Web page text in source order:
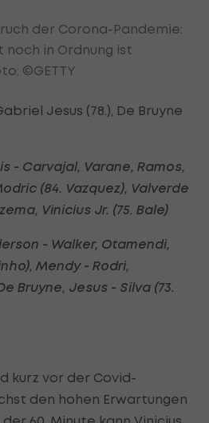
der Corona-Pandemie:
noch in Ordnung ist
©GETTY
Jesus (78.), De Bruyne
- Carvajal, Varane, Ramos,
(84. Vazquez), Valverde
Vinicius Jr. (75. Bale)
- Walker, Otamendi,
Mendy - Rodri,
Bruyne, Jesus - Silva (73.
kurz vor der Covid-
den hohen Erwartungen